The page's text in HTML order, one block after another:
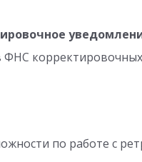
ФНС
по работе с